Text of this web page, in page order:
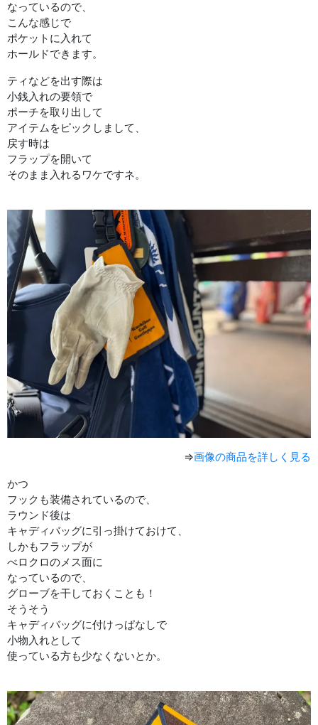
なっているので、
こんな感じで
ポケットに入れて
ホールドできます。
ティなどを出す際は
小銭入れの要領で
ポーチを取り出して
アイテムをピックしまして、
戻す時は
フラップを開いて
そのまま入れるワケですネ。
⇒画像の商品を詳しく見る
かつ
フックも装備されているので、
ラウンド後は
キャディバッグに引っ掛けておけて、
しかもフラップが
べロクロのメス面に
なっているので、
グローブを干しておくことも！
そうそう
キャディバッグに付けっぱなしで
小物入れとして
使っている方も少なくないとか。